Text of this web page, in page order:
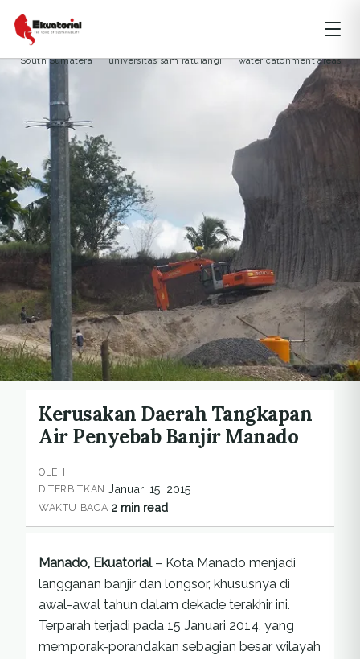
ARTIKEL
banjir manado
South Sumatera universitas sam ratulangi water catchment areas
Kerusakan Daerah Tangkapan
Air Penyebab Banjir Manado
OLEH
DITERBITKAN Januari 15, 2015
WAKTU BACA 2 min read
Manado, Ekuatorial – Kota Manado menjadi
langganan banjir dan longsor, khususnya di
awal-awal tahun dalam dekade terakhir ini.
Terparah terjadi pada 15 Januari 2014, yang
memporak-porandakan sebagian besar wilayah